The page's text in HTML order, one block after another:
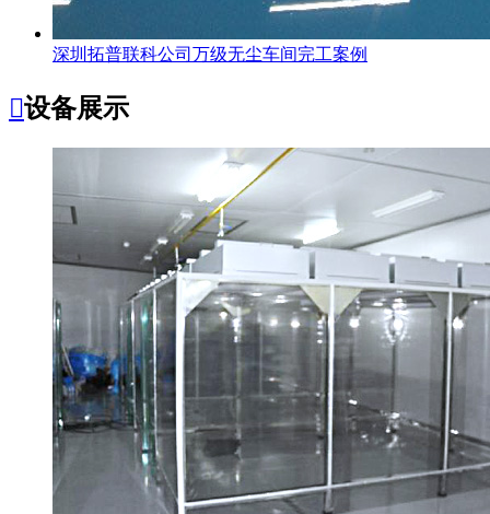
深圳拓普联科公司万级无尘车间完工案例
设备展示